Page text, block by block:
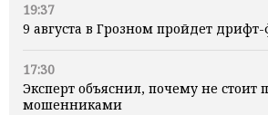
19:37
9 августа в Грозном пройдет дрифт-
17:30
Эксперт объяснил, почему не стоит
мошенниками